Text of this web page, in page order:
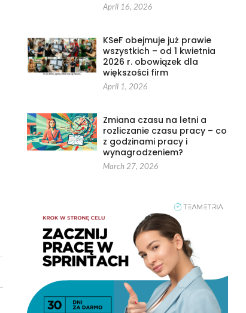
April 16, 2026
KSeF obejmuje już prawie
wszystkich – od 1 kwietnia
2026 r. obowiązek dla
większości firm
April 1, 2026
Zmiana czasu na letni a
rozliczanie czasu pracy – co
z godzinami pracy i
wynagrodzeniem?
March 27, 2026